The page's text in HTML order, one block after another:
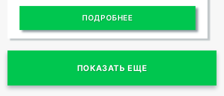
ПОДРОБНЕЕ
ПОКАЗАТЬ ЕЩЕ